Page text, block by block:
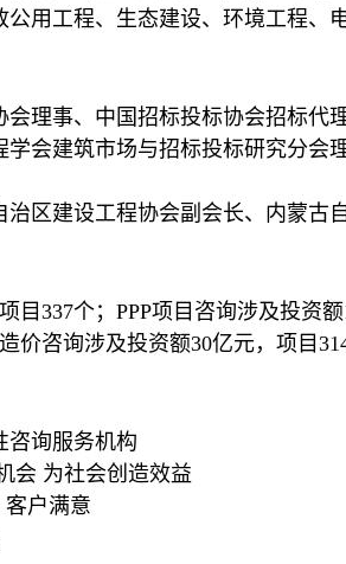
用工程、生态建设、环境工程、
理事、中国招标投标协会招标代
会建筑市场与招标投标研究分会
区建设工程协会副会长、内蒙古
目337个；PPP项目咨询涉及投资
价咨询涉及投资额30亿元，项目
咨询服务机构
会 为社会创造效益
户满意